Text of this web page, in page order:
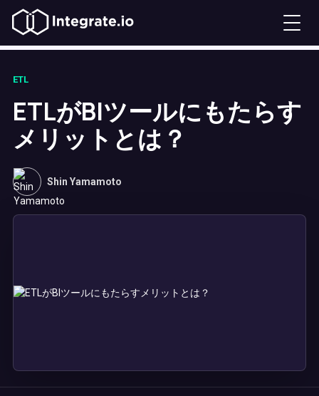
ETL
ETLがBIツールにもたらす
メリットとは？
Shin Yamamoto